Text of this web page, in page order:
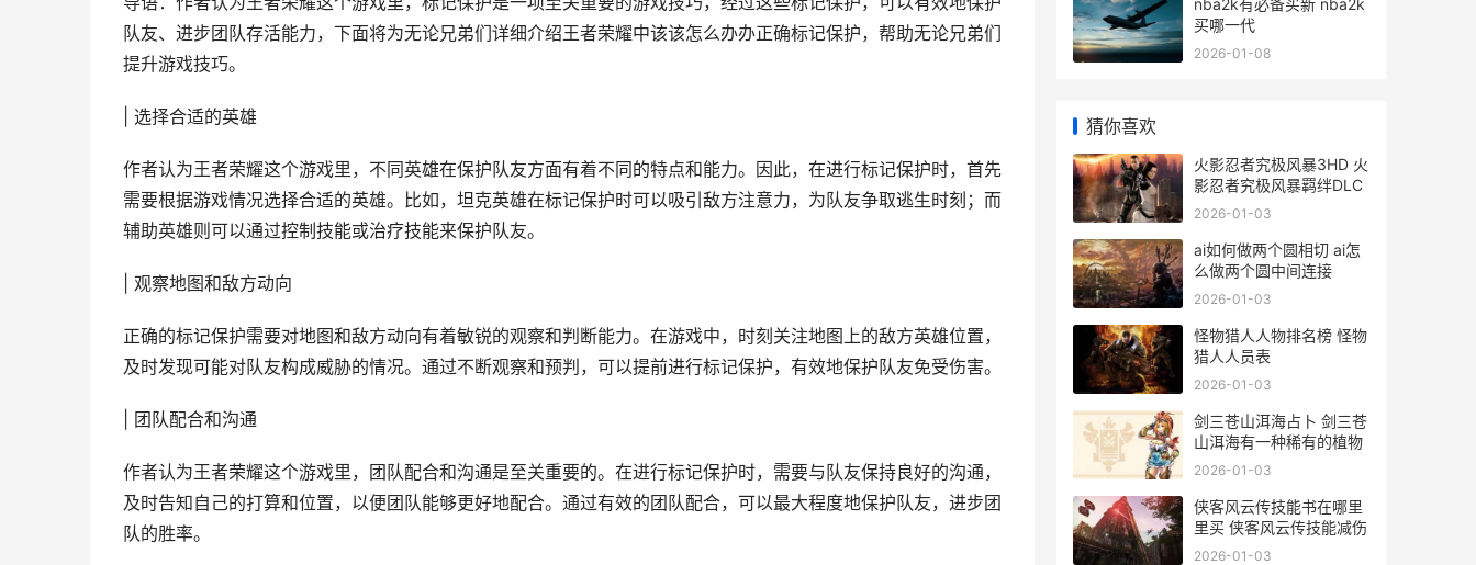
队友、进步团队存活能力，下面将为无论兄弟们详细介绍王者荣耀中该该怎么办办正确标记保护，帮助无论兄弟们
提升游戏技巧。
| 选择合适的英雄
作者认为王者荣耀这个游戏里，不同英雄在保护队友方面有着不同的特点和能力。因此，在进行标记保护时，首先
需要根据游戏情况选择合适的英雄。比如，坦克英雄在标记保护时可以吸引敌方注意力，为队友争取逃生时刻；而
辅助英雄则可以通过控制技能或治疗技能来保护队友。
| 观察地图和敌方动向
正确的标记保护需要对地图和敌方动向有着敏锐的观察和判断能力。在游戏中，时刻关注地图上的敌方英雄位置，
及时发现可能对队友构成威胁的情况。通过不断观察和预判，可以提前进行标记保护，有效地保护队友免受伤害。
| 团队配合和沟通
作者认为王者荣耀这个游戏里，团队配合和沟通是至关重要的。在进行标记保护时，需要与队友保持良好的沟通，
及时告知自己的打算和位置，以便团队能够更好地配合。通过有效的团队配合，可以最大程度地保护队友，进步团
队的胜率。
nba2k有必备买新 nba2k
买哪一代
2026-01-08
猜你喜欢
火影忍者究极风暴3HD 火
影忍者究极风暴羁绊DLC
2026-01-03
ai如何做两个圆相切 ai怎
么做两个圆中间连接
2026-01-03
怪物猎人人物排名榜 怪物
猎人人员表
2026-01-03
剑三苍山洱海占卜 剑三苍
山洱海有一种稀有的植物
2026-01-03
侠客风云传技能书在哪里
里买 侠客风云传技能减伤
2026-01-03